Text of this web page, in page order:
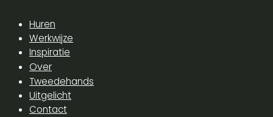
Huren
Werkwijze
Inspiratie
Over
Tweedehands
Uitgelicht
Contact